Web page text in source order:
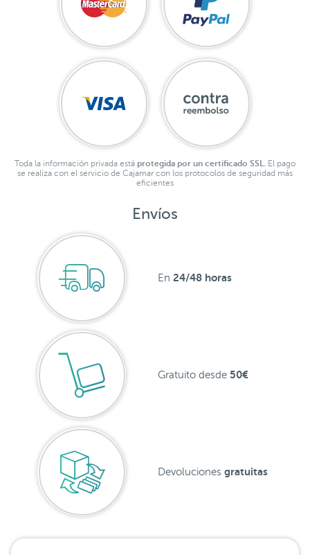
Toda la información privada está protegida por un certificado SSL. El pago
se realiza con el servicio de Cajamar con los protocolos de seguridad más
eficientes
Envíos
En 24/48 horas
Gratuito desde 50€
Devoluciones gratuitas